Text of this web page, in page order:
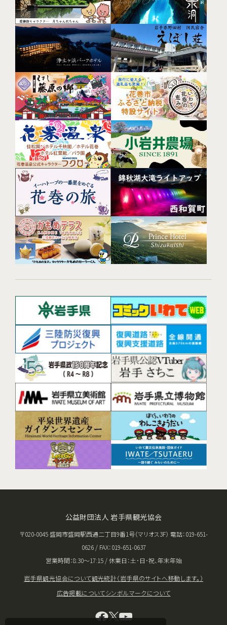
公益財団法人 岩手県観光協会
〒020-0045 盛岡市盛岡駅西通二丁目9番1号（マリオス3F） 電話：019-651-
0626 / FAX：019-651-0637
営業時間：8:30〜17:15 / 休業日：土･日･祝、年末年始
岩手県観光協会について観光統計（岩手県のサイトへ移動します。）
広告掲載についてシンボルマークについて